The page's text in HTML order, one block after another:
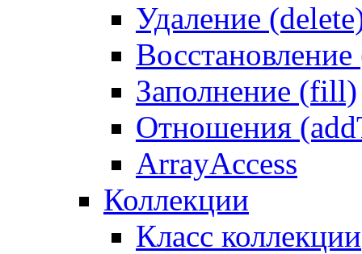
Удаление
Заполнение (fill)
Отношения
ArrayAccess
Коллекции
Класс коллекции